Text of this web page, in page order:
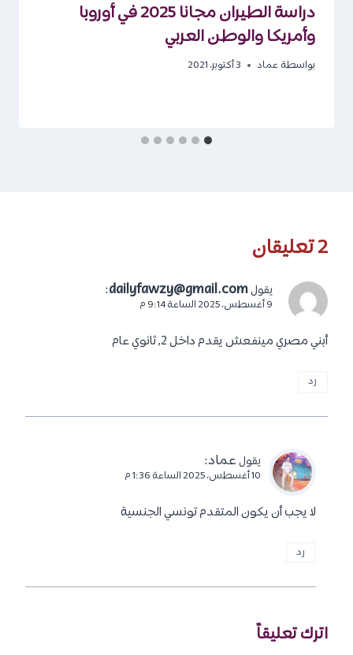
دراسة الطيران مجانا 2025 في أوروبا
وأمريكا والوطن العربي
بواسطة عماد 3 أكتوبر، 2021
2 تعليقان
يقول dailyfawzy@gmail.com
:
9 أغسطس، 2025 الساعة 9:14 م
أبني مصري مينفعش يقدم داخل 2, ثانوي عام
رد
يقول عماد:
10 أغسطس، 2025 الساعة 1:36 م
لا يجب أن يكون المتقدم تونسي الجنسية
رد
اترك تعليقاً